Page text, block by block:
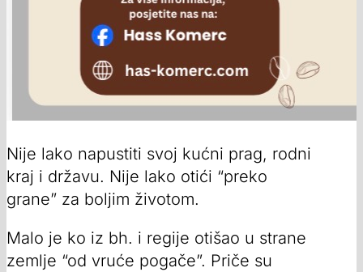
Nije lako napustiti svoj kućni prag, rodni
kraj i državu. Nije lako otići “preko
grane” za boljim životom.
Malo je ko iz bh. i regije otišao u strane
zemlje “od vruće pogače”. Priče su